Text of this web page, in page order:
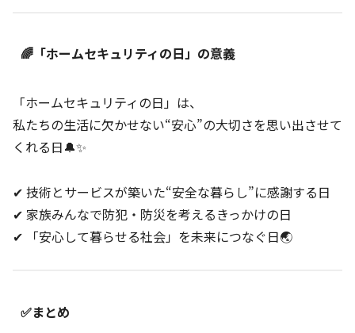
🌈「ホームセキュリティの日」の意義
「ホームセキュリティの日」は、
私たちの生活に欠かせない“安心”の大切さを思い出させて
くれる日🔔✨
✔ 技術とサービスが築いた“安全な暮らし”に感謝する日
✔ 家族みんなで防犯・防災を考えるきっかけの日
✔ 「安心して暮らせる社会」を未来につなぐ日🌏
✅まとめ